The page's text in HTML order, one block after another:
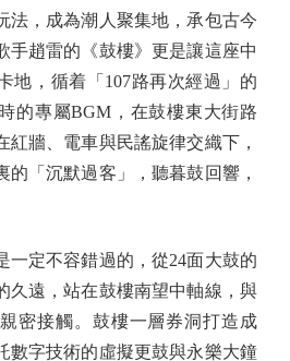
法，成為潮人聚集地，承包古今
手趙雷的《鼓樓》更是讓這座中
地，循着「107路再次經過」的
的專屬BGM，在鼓樓東大街路
紅牆、電車與民謠旋律交織下，
的「沉默過客」，聽暮鼓回響，
定不容錯過的，從24面大鼓的
久遠，站在鼓樓南望中軸線，與
密接觸。鼓樓一層券洞打造成
數字技術的虛擬更鼓與永樂大鐘